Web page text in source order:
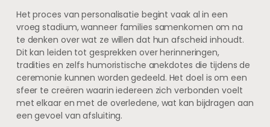
Het proces van personalisatie begint vaak al in een
vroeg stadium, wanneer families samenkomen om na
te denken over wat ze willen dat hun afscheid inhoudt.
Dit kan leiden tot gesprekken over herinneringen,
tradities en zelfs humoristische anekdotes die tijdens de
ceremonie kunnen worden gedeeld. Het doel is om een
sfeer te creëren waarin iedereen zich verbonden voelt
met elkaar en met de overledene, wat kan bijdragen aan
een gevoel van afsluiting.